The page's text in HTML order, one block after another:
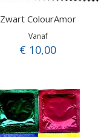
Zwart ColourAmor
Vanaf
€ 10,00